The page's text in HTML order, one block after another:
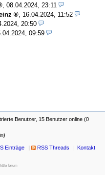
08.04.2024, 23:11
16.04.2024, 11:52
20:50
09:59
Benutzer, 15 Benutzer online (0
Einträge RSS Threads Kontakt
forum